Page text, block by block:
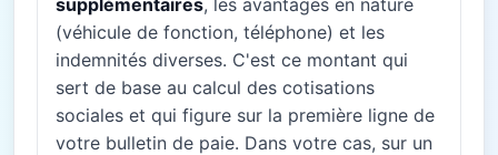
supplémentaires, les avantages en nature
(véhicule de fonction, téléphone) et les
indemnités diverses. C'est ce montant qui
sert de base au calcul des cotisations
sociales et qui figure sur la première ligne de
votre bulletin de paie. Dans votre cas, sur un